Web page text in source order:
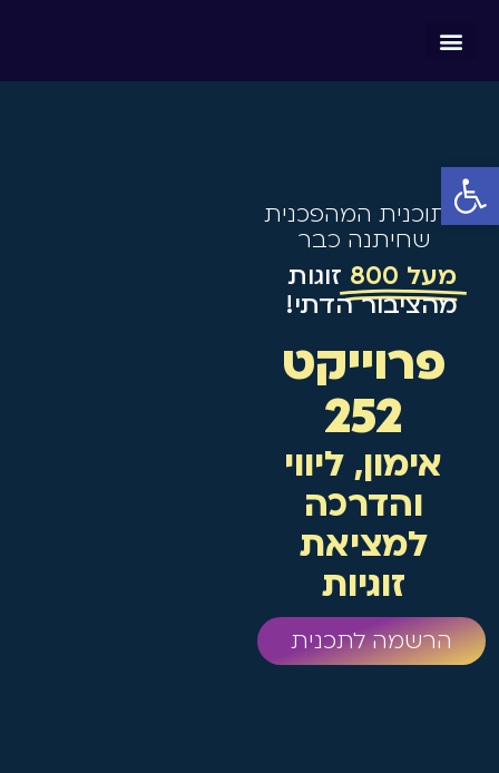
פתח סרגל נגישות
התוכנית המהפכנית
שחיתנה כבר
מעל 800
זוגות
מהציבור הדתי!
פרוייקט
252
אימון, ליווי
והדרכה
למציאת
זוגיות
הרשמה לתכנית